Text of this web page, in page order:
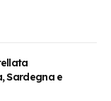
Sardegna e